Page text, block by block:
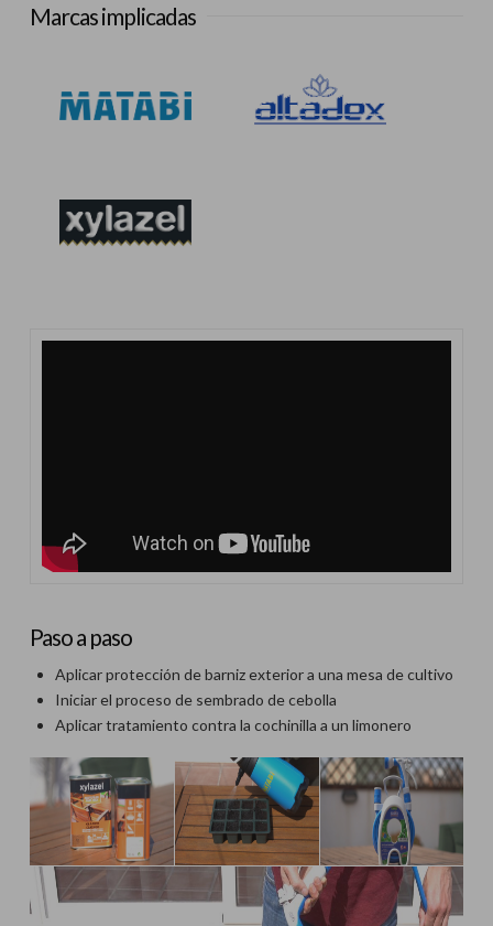
Marcas implicadas
Paso a paso
Aplicar protección de barniz exterior a una mesa de cultivo
Iniciar el proceso de sembrado de cebolla
Aplicar tratamiento contra la cochinilla a un limonero